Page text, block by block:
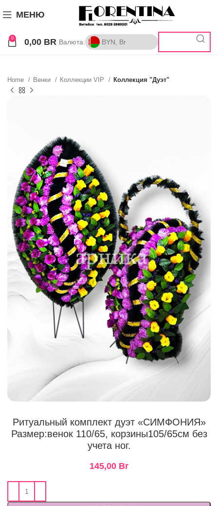
МЕНЮ
0 0,00 BR Валюта: BYN, Br
BYN, Br
Home Венки Коллекции VIP Коллекция "Дуэт"
Ритуальный комплект дуэт «СИМФОНИЯ»
Размер:венок 110/65, корзины105/65см без
учета ног.
145,00 Br